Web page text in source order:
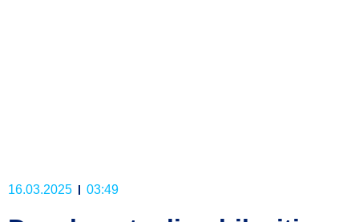
16.03.2025 03:49